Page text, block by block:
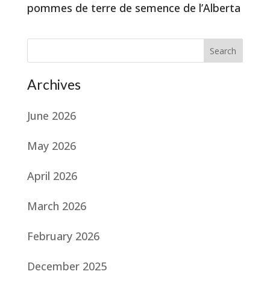
pommes de terre de semence de l’Alberta
Search
Archives
June 2026
May 2026
April 2026
March 2026
February 2026
December 2025